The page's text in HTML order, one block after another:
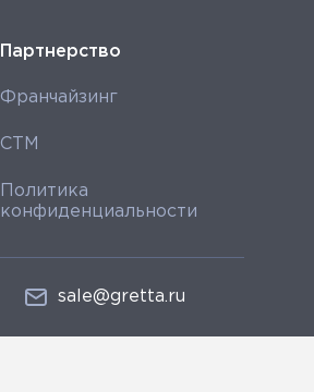
Партнерство
Франчайзинг
СТМ
Политика
конфиденциальности
sale@gretta.ru